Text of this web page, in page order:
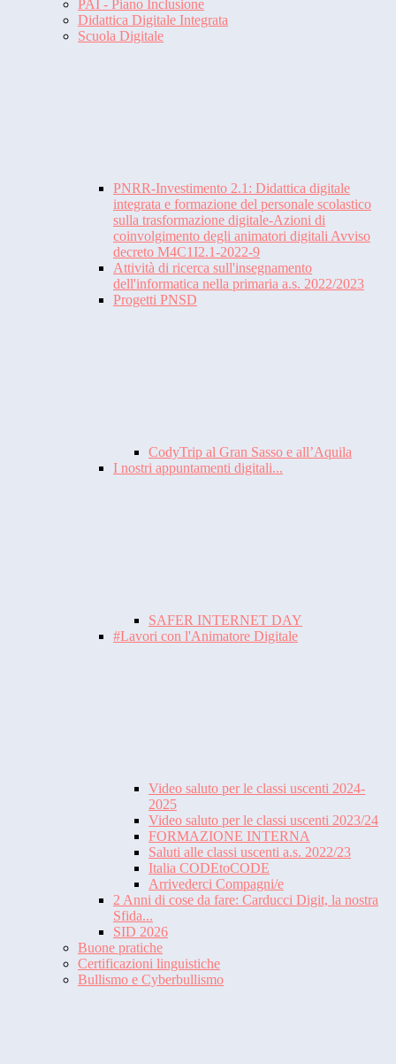
PAI - Piano Inclusione
Didattica Digitale Integrata
Scuola Digitale
PNRR-Investimento 2.1: Didattica digitale
integrata e formazione del personale scolastico
sulla trasformazione digitale-Azioni di
coinvolgimento degli animatori digitali Avviso
decreto M4C1I2.1-2022-9
Attività di ricerca sull'insegnamento
dell'informatica nella primaria a.s. 2022/2023
Progetti PNSD
CodyTrip al Gran Sasso e all’Aquila
I nostri appuntamenti digitali...
SAFER INTERNET DAY
#Lavori con l'Animatore Digitale
Video saluto per le classi uscenti 2024-
2025
Video saluto per le classi uscenti 2023/24
FORMAZIONE INTERNA
Saluti alle classi uscenti a.s. 2022/23
Italia CODEtoCODE
Arrivederci Compagni/e
2 Anni di cose da fare: Carducci Digit, la nostra
Sfida...
SID 2026
Buone pratiche
Certificazioni linguistiche
Bullismo e Cyberbullismo